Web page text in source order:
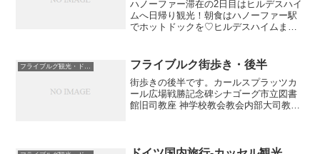
ハノーファー滞在の2日目はヒルデスハイ
ムへ日帰り観光！朝食はハノーファー駅
でホットドックを♡ヒルデスハイムまで
いなくても寒いですが降っていると体感
温度が一気に下がった...
フライブルグ観光・ドイツ国内と周辺国 フライブルク街歩き・後半
街歩きの後半です。カールスプラッツカ
ール広場戦勝記念碑シナゴーグ市立図書
館旧司教座 神学校教会教会内部大司教座
ーく大きな建物だ...